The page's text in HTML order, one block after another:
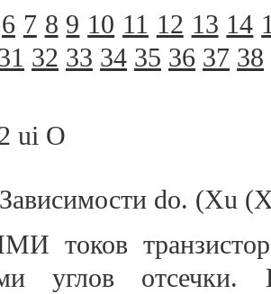
6 7 8 9 10 11 12 13 14
32 33 34 35 36 37 38
ui О
do. (Xu
токов
углов отсечки.